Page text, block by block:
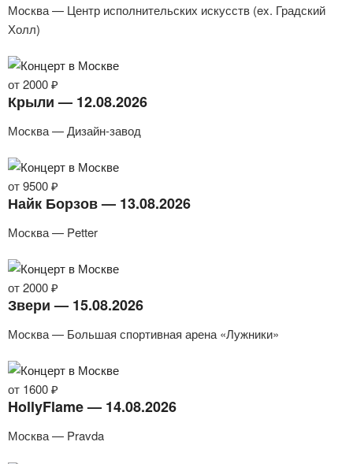
Москва — Центр исполнительских искусств (ex. Градский
Холл)
от 2000 ₽
Крыли — 12.08.2026
Москва — Дизайн-завод
от 9500 ₽
Найк Борзов — 13.08.2026
Москва — Petter
от 2000 ₽
Звери — 15.08.2026
Москва — Большая спортивная арена «Лужники»
от 1600 ₽
HollyFlame — 14.08.2026
Москва — Pravda